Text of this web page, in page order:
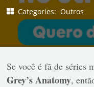
Categories: Outros
Se você é fã de séries
Grey’s Anatomy,